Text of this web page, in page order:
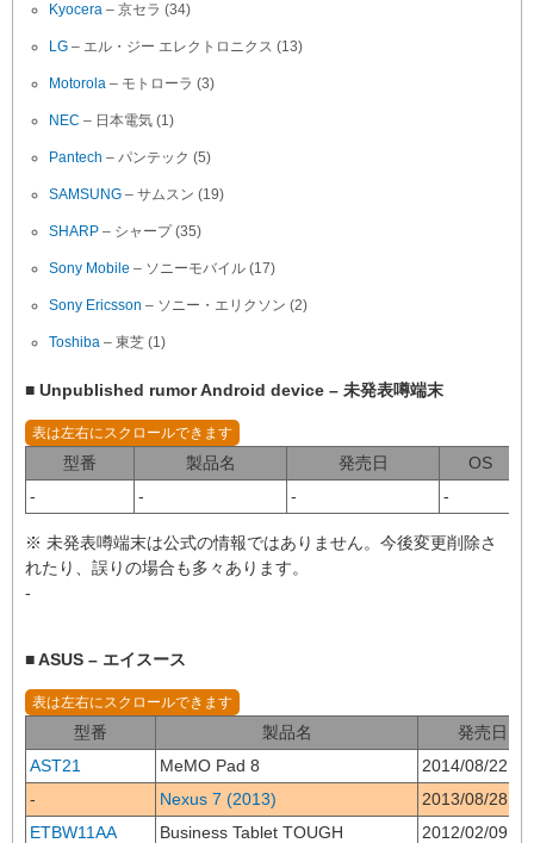
Kyocera – 京セラ (34)
LG – エル・ジー エレクトロニクス (13)
Motorola – モトローラ (3)
NEC – 日本電気 (1)
Pantech – パンテック (5)
SAMSUNG – サムスン (19)
SHARP – シャープ (35)
Sony Mobile – ソニーモバイル (17)
Sony Ericsson – ソニー・エリクソン (2)
Toshiba – 東芝 (1)
■ Unpublished rumor Android device – 未発表噂端末
型番 製品名 発売日
OS
-
- - -
※ 未発表噂端末は公式の情報ではありません。今後変更削除さ
れたり、誤りの場合も多々あります。
-
■ ASUS – エイスース
型番 製品名
発売日
AST21
MeMO Pad 8
2014/08/22
-
Nexus 7 (2013)
2013/08/28
ETBW11AA
Business Tablet TOUGH 2012/02/09